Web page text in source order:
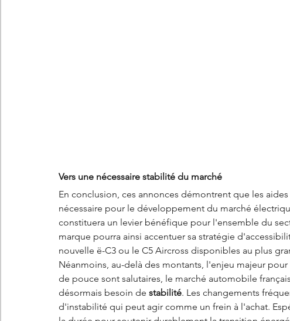
Vers une nécessaire stabilité du marché
En conclusion, ces annonces démontrent que les
nécessaire pour le développement du marché
constituera un levier bénéfique pour l'ensemble du
marque pourra ainsi accentuer sa stratégie
nouvelle ë-C3 ou le C5 Aircross disponibles au plus
Néanmoins, au-delà des montants, l'enjeu majeur
de pouce sont salutaires, le marché automobile
désormais besoin de stabilité. Les changements
d'instabilité qui peut agir comme un frein à l'achat.